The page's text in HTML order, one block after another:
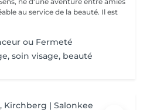
au service de la beauté. Il est
ou Fermeté
soin visage, beauté